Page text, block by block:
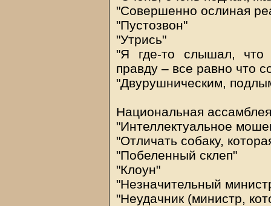
"Совершенно ослиная
"Пустозвон"
"Утрись"
"Я где-то слышал, что
правду – все равно что
"Двурушническим,
Национальная
"Интеллектуальное
"Отличать собаку,
"Побеленный склеп"
"Клоун"
"Незначительный
"Неудачник (министр,